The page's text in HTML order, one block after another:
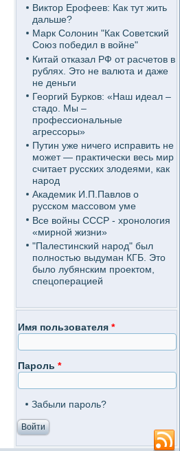
Виктор Ерофеев: Как тут жить
дальше?
Марк Солонин "Как Советский
Союз победил в войне"
Китай отказал РФ от расчетов в
рублях. Это не валюта и даже
не деньги
Георгий Бурков: «Наш идеал –
стадо. Мы –
профессиональные
агрессоры»
Путин уже ничего исправить не
может — практически весь мир
считает русских злодеями, как
народ
Академик И.П.Павлов о
русском массовом уме
Все войны СССР - хронология
«мирной жизни»
"Палестинский народ" был
полностью выдуман КГБ. Это
было лубянским проектом,
спецоперацией
Имя пользователя *
Пароль *
Забыли пароль?